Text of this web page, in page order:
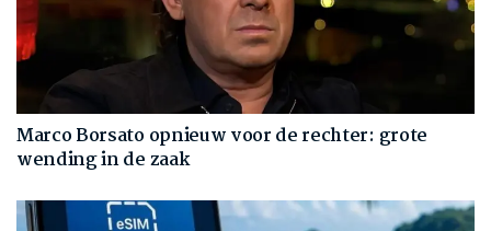
Marco Borsato opnieuw voor de rechter: grote
wending in de zaak